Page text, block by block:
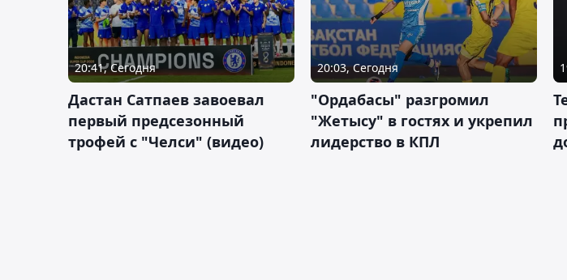
20:41, Сегодня
Дастан Сатпаев завоевал
первый предсезонный
трофей с "Челси" (видео)
20:03, Сегодня
"Ордабасы" разгромил
"Жетысу" в гостях и укрепил
лидерство в КПЛ